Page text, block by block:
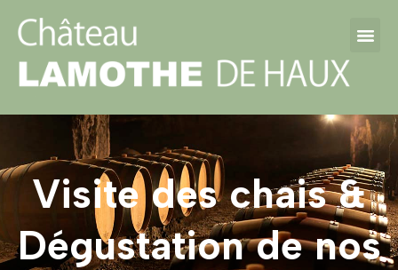
Visite des chais &
Dégustation de nos